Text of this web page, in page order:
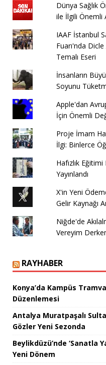
Dünya Sağlık
ile İlgili Önemli
IAAF İstanbul
Fuarı'nda Dicle
Temalı Eseri
İnsanların
Soyunu
Apple'dan
İçin Önemli
Proje İmam
İlgi: Binlerce
Hafızlık
Yayınlandı
X'in Yeni
Gelir Kaynağı
Niğde'de
Vereyim
RAYHABER
Konya’da Kampüs
Düzenlemesi
Antalya Muratpaşalı
Gözler Yeni Sezonda
Beylikdüzü’nde ‘Sanatla
Yeni Dönem